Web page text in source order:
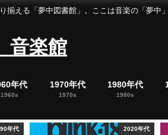
揃える「夢中図書館」。ここは音楽の「夢中
楽館
年代
1960s
1970年代
1970s
1980年代
1980s
年代 1980年代